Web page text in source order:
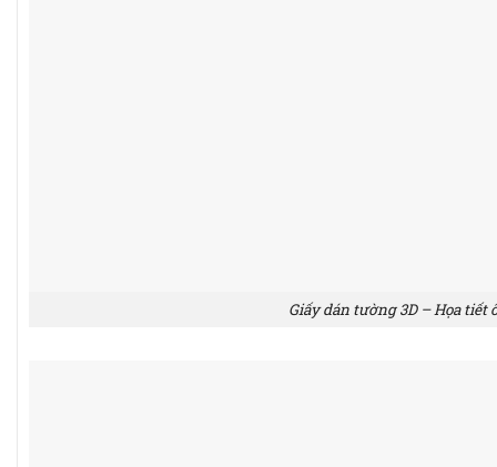
Giấy dán tường 3D – Họa tiết